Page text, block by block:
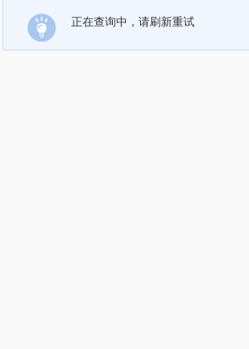
正在查询中，请刷新重试